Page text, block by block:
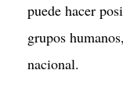
puede hacer
grupos
nacional.